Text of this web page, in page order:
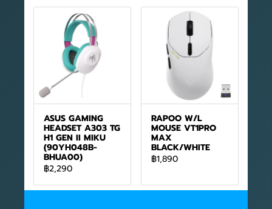
ASUS GAMING
HEADSET A303 TG
H1 GEN II MIKU
(90YH048B-
BHUA00)
฿2,290
RAPOO W/L
MOUSE VT1PRO
MAX
BLACK/WHITE
฿1,890